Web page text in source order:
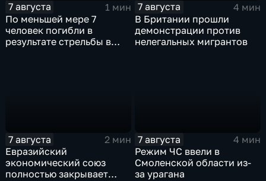
7 августа
1 мин
По меньшей мере 7
человек погибли в
результате стрельбы в
7 августа
4 мин
В Британии прошли
демонстрации против
нелегальных мигрантов
7 августа
2 мин
Евразийский
экономический союз
полностью закрывает
7 августа
4 мин
Режим ЧС ввели в
Смоленской области из-
за урагана